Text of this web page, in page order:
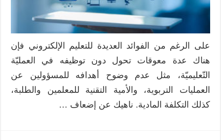
على الرغم من الفوائد العديدة للتعليم الإلكتروني فإن
هناك عدة معوقات تحول دون توظيفه في العمليّة
التّعليميّة، مثل عدم وضوح أهدافه للمسؤولين عن
العمليات التربوية، والأمية التقنية للمعلمين والطلبة،
كذلك التكلفة المادية. ناهيك عن إضعاف …